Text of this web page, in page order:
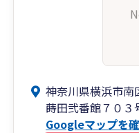
神奈川県横浜市南
蒔田弐番館７０３
Googleマップを